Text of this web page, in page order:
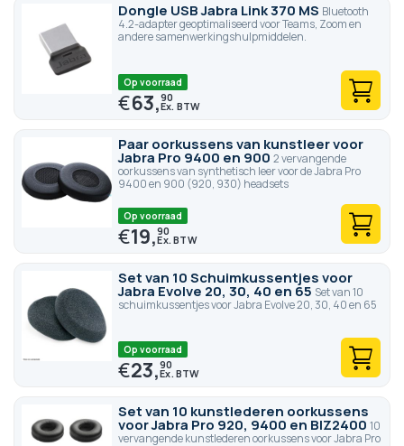
Dongle USB Jabra Link 370 MS Bluetooth
4.2-adapter geoptimaliseerd voor Teams, Zoom en
andere samenwerkingshulpmiddelen.
Op voorraad
€63,90
Paar oorkussens van kunstleer voor
Jabra Pro 9400 en 900 2 vervangende
oorkussens van synthetisch leer voor de Jabra Pro
9400 en 900 (920, 930) headsets
Op voorraad
€19,90
Set van 10 Schuimkussentjes voor
Jabra Evolve 20, 30, 40 en 65 Set van 10
schuimkussentjes voor Jabra Evolve 20, 30, 40 en 65
Op voorraad
€23,90
Set van 10 kunstlederen oorkussens
voor Jabra Pro 920, 9400 en BIZ2400 10
vervangende kunstlederen oorkussens voor Jabra Pro